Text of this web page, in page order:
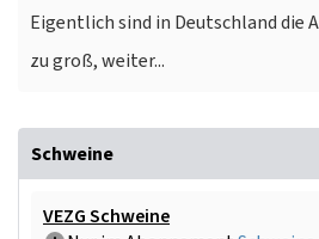
Eigentlich sind in Deutschland die
zu groß, weiter...
Schweine
VEZG Schweine